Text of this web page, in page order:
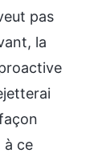
pas
la
à ce